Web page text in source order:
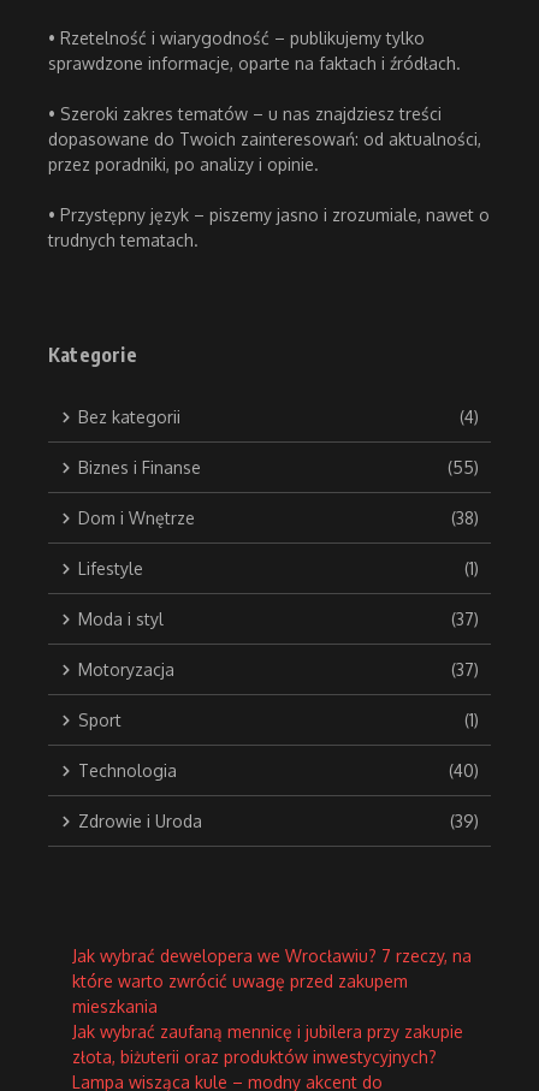
• Rzetelność i wiarygodność – publikujemy tylko
sprawdzone informacje, oparte na faktach i źródłach.
• Szeroki zakres tematów – u nas znajdziesz treści
dopasowane do Twoich zainteresowań: od aktualności,
przez poradniki, po analizy i opinie.
• Przystępny język – piszemy jasno i zrozumiale, nawet o
trudnych tematach.
Kategorie
Bez kategorii (4)
Biznes i Finanse (55)
Dom i Wnętrze (38)
Lifestyle (1)
Moda i styl (37)
Motoryzacja (37)
Sport (1)
Technologia (40)
Zdrowie i Uroda (39)
Jak wybrać dewelopera we Wrocławiu? 7 rzeczy, na
które warto zwrócić uwagę przed zakupem
mieszkania
Jak wybrać zaufaną mennicę i jubilera przy zakupie
złota, biżuterii oraz produktów inwestycyjnych?
Lampa wisząca kule – modny akcent do